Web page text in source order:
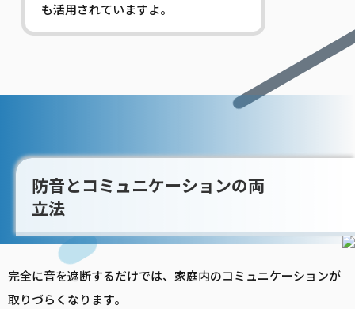
も活用されていますよ。
防音とコミュニケーションの両
立法
完全に音を遮断するだけでは、家庭内のコミュニケーションが
取りづらくなります。